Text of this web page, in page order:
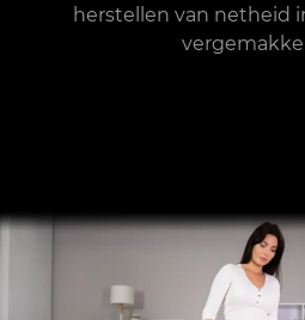
herstellen van netheid